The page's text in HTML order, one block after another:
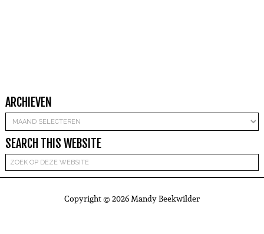
ARCHIEVEN
Archieven
SEARCH THIS WEBSITE
Copyright © 2026 Mandy Beekwilder